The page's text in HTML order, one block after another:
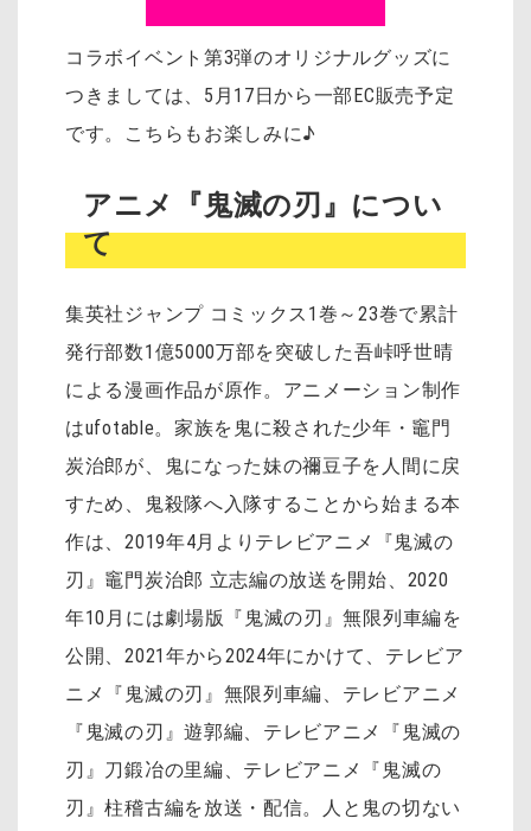
コラボイベント第3弾のオリジナルグッズに
つきましては、5月17日から一部EC販売予定
です。こちらもお楽しみに♪
アニメ『鬼滅の刃』につい
て
集英社ジャンプ コミックス1巻～23巻で累計
発行部数1億5000万部を突破した吾峠呼世晴
による漫画作品が原作。アニメーション制作
はufotable。家族を鬼に殺された少年・竈門
炭治郎が、鬼になった妹の禰󠄀豆子を人間に戻
すため、鬼殺隊へ入隊することから始まる本
作は、2019年4月よりテレビアニメ『鬼滅の
刃』竈門炭治郎 立志編の放送を開始、2020
年10月には劇場版『鬼滅の刃』無限列車編を
公開、2021年から2024年にかけて、テレビア
ニメ『鬼滅の刃』無限列車編、テレビアニメ
『鬼滅の刃』遊郭編、テレビアニメ『鬼滅の
刃』刀鍛冶の里編、テレビアニメ『鬼滅の
刃』柱稽古編を放送・配信。人と鬼の切ない